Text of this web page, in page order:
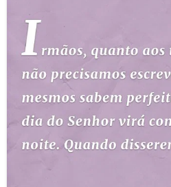
PERGUNTE À BÍBLIA
TERMO BÍBLICO JOGOS
LOJA BÍBLIAON